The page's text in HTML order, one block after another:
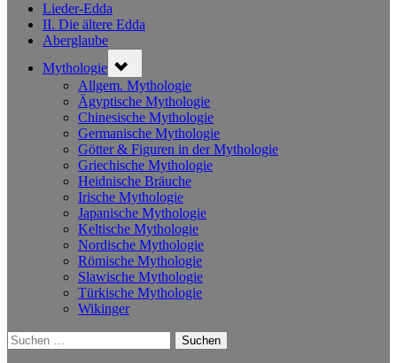
Lieder-Edda
II. Die ältere Edda
Aberglaube
Mythologie sub-
menu
Allgem. Mythologie
Ägyptische Mythologie
Chinesische Mythologie
Germanische Mythologie
Götter & Figuren in der Mythologie
Griechische Mythologie
Heidnische Bräuche
Irische Mythologie
Japanische Mythologie
Keltische Mythologie
Nordische Mythologie
Römische Mythologie
Slawische Mythologie
Türkische Mythologie
Wikinger
Suchen
nach: